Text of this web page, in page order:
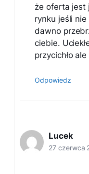
że oferta jest
rynku jeśli
dawno
ciebie.
przycichło
Odpowiedz
Lucek
27 czerwca